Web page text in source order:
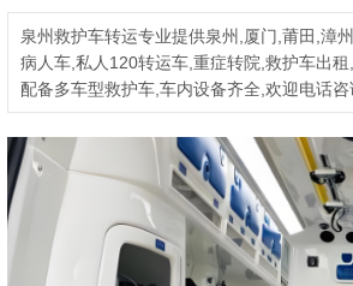
泉州救护车转运专业提供泉州,厦门,莆田,漳
病人车,私人120转运车,重症转院,救护车出
配备多车型救护车,车内设备齐全,欢迎电话咨